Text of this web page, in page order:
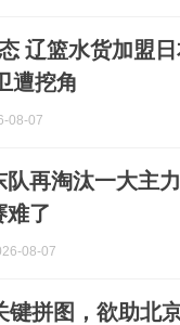
辽篮水货加盟
遭挖角
08-07
队再淘汰一大主
难了
08-07
键拼图，欲助北